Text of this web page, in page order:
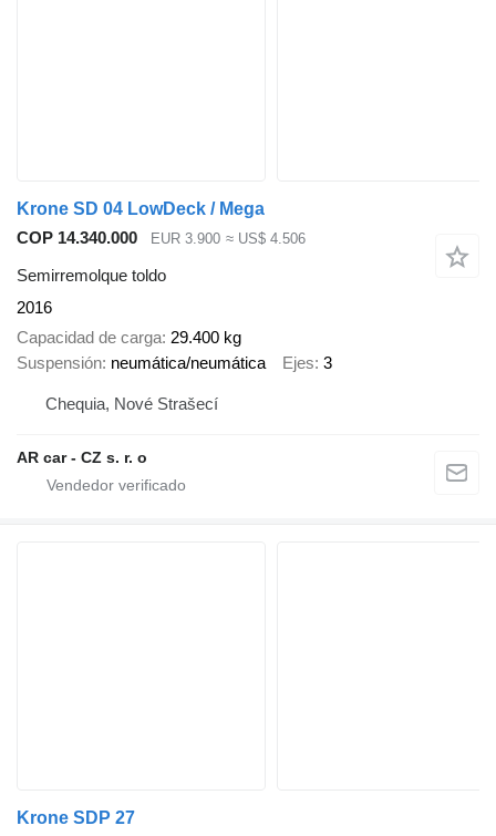
Krone SD 04 LowDeck / Mega
COP 14.340.000
EUR 3.900 ≈ US$ 4.506
Semirremolque toldo
2016
Capacidad de carga 29.400 kg
Suspensión neumática/neumática Ejes 3
Chequia, Nové Strašecí
AR car - CZ s. r. o
Krone SDP 27